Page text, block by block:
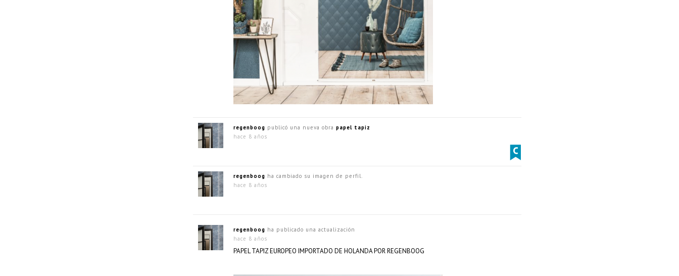
regenboog publicó una nueva obra papel tapiz
hace 8 años
regenboog ha cambiado su imagen de perfil.
hace 8 años
regenboog ha publicado una actualización
hace 8 años
PAPEL TAPIZ EUROPEO IMPORTADO DE HOLANDA POR REGENBOOG